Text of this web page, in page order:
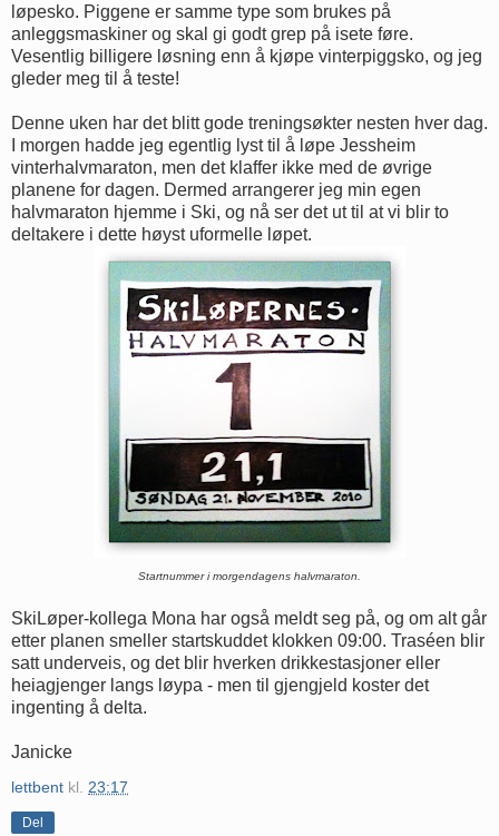
løpesko. Piggene er samme type som brukes på
anleggsmaskiner og skal gi godt grep på isete føre.
Vesentlig billigere løsning enn å kjøpe vinterpiggsko, og jeg
gleder meg til å teste!
Denne uken har det blitt gode treningsøkter nesten hver dag.
I morgen hadde jeg egentlig lyst til å løpe Jessheim
vinterhalvmaraton, men det klaffer ikke med de øvrige
planene for dagen. Dermed arrangerer jeg min egen
halvmaraton hjemme i Ski, og nå ser det ut til at vi blir to
deltakere i dette høyst uformelle løpet.
Startnummer i morgendagens halvmaraton.
SkiLøper-kollega Mona har også meldt seg på, og om alt går
etter planen smeller startskuddet klokken 09:00. Traséen blir
satt underveis, og det blir hverken drikkestasjoner eller
heiagjenger langs løypa - men til gjengjeld koster det
ingenting å delta.
Janicke
lettbent kl. 23:17
Del